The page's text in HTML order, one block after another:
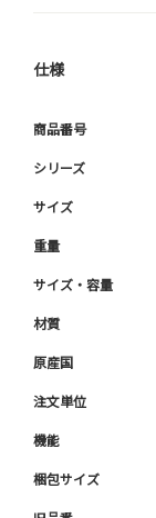
仕様
商品番号
シリーズ
サイズ
重量
サイズ・容量
材質
原産国
注文単位
機能
梱包サイズ